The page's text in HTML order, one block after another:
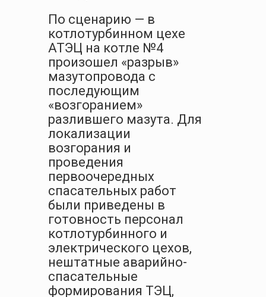
По сценарию — в
котлотурбинном цехе
АТЭЦ на котле №4
произошел «разрыв»
мазутопровода с
последующим
«возгоранием»
разлившего мазута. Для
локализации
возгорания и
проведения
первоочередных
спасательных работ
были приведены в
готовность персонал
котлотурбинного и
электрического цехов,
нештатные аварийно-
спасательные
формирования ТЭЦ,